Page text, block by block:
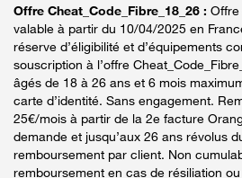
Offre Cheat_Code_Fibre_18_26 : Offre
valable à partir du 10/04/2025 en
réserve d’éligibilité et d’équipements
souscription à l’offre
âgés de 18 à 26 ans et 6 mois
carte d’identité. Sans engagement.
25€/mois à partir de la 2e facture
demande et jusqu’aux 26 ans révolus
remboursement par client. Non
remboursement en cas de résiliation